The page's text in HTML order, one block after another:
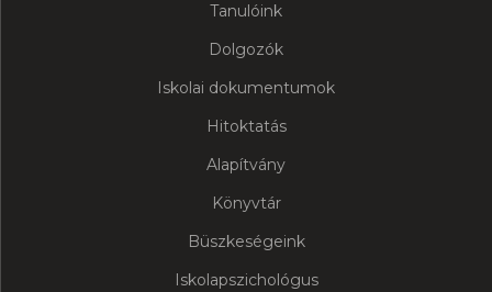
Tanulóink
Dolgozók
Iskolai dokumentumok
Hitoktatás
Alapítvány
Könyvtár
Büszkeségeink
Iskolapszichológus